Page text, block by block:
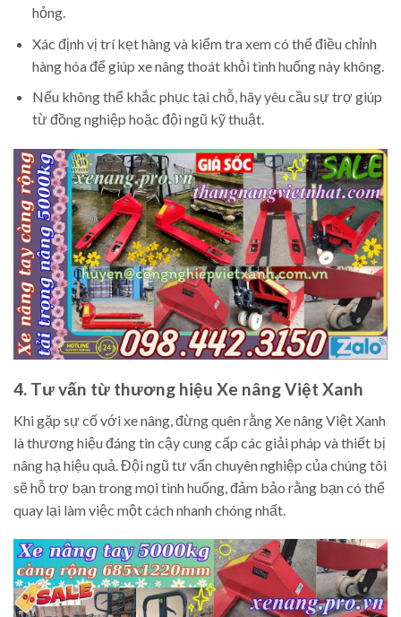
hỏng.
Xác định vị trí kẹt hàng và kiểm tra xem có thể điều chỉnh
hàng hóa để giúp xe nâng thoát khỏi tình huống này không.
Nếu không thể khắc phục tại chỗ, hãy yêu cầu sự trợ giúp
từ đồng nghiệp hoặc đội ngũ kỹ thuật.
4. Tư vấn từ thương hiệu Xe nâng Việt Xanh
Khi gặp sự cố với xe nâng, đừng quên rằng Xe nâng Việt Xanh
là thương hiệu đáng tin cậy cung cấp các giải pháp và thiết bị
nâng hạ hiệu quả. Đội ngũ tư vấn chuyên nghiệp của chúng tôi
sẽ hỗ trợ bạn trong mọi tình huống, đảm bảo rằng bạn có thể
quay lại làm việc một cách nhanh chóng nhất.